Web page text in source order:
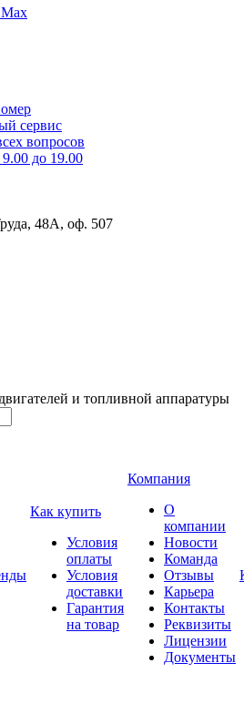
сервис
вопросов
до 19.00
48А, оф. 507
и топливной аппаратуры
Как купить
Условия
оплаты
Условия
доставки
Гарантия
на товар
Компания
О
компании
Новости
Команда
Отзывы
Карьера
Контакты
Реквизиты
Лицензии
Документы